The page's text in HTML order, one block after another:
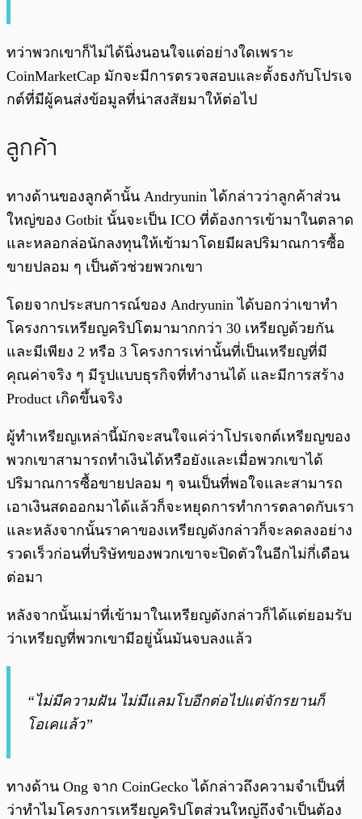
ทว่าพวกเขาก็ไม่ได้นิ่งนอนใจแต่อย่างใดเพราะ
CoinMarketCap มักจะมีการตรวจสอบและตั้งธงกับโปรเจ
กต์ที่มีผู้คนส่งข้อมูลที่น่าสงสัยมาให้ต่อไป
ลูกค้า
ทางด้านของลูกค้านั้น Andryunin ได้กล่าวว่าลูกค้าส่วน
ใหญ่ของ Gotbit นั้นจะเป็น ICO ที่ต้องการเข้ามาในตลาด
และหลอกล่อนักลงทุนให้เข้ามาโดยมีผลปริมาณการซื้อ
ขายปลอม ๆ เป็นตัวช่วยพวกเขา
โดยจากประสบการณ์ของ Andryunin ได้บอกว่าเขาทำ
โครงการเหรียญคริปโตมามากกว่า 30 เหรียญด้วยกัน
และมีเพียง 2 หรือ 3 โครงการเท่านั้นที่เป็นเหรียญที่มี
คุณค่าจริง ๆ มีรูปแบบธุรกิจที่ทำงานได้ และมีการสร้าง
Product เกิดขึ้นจริง
ผู้ทำเหรียญเหล่านี้มักจะสนใจแค่ว่าโปรเจกต์เหรียญของ
พวกเขาสามารถทำเงินได้หรือยังและเมื่อพวกเขาได้
ปริมาณการซื้อขายปลอม ๆ จนเป็นที่พอใจและสามารถ
เอาเงินสดออกมาได้แล้วก็จะหยุดการทำการตลาดกับเรา
และหลังจากนั้นราคาของเหรียญดังกล่าวก็จะลดลงอย่าง
รวดเร็วก่อนที่บริษัทของพวกเขาจะปิดตัวในอีกไม่กี่เดือน
ต่อมา
หลังจากนั้นเม่าที่เข้ามาในเหรียญดังกล่าวก็ได้แต่ยอมรับ
ว่าเหรียญที่พวกเขามีอยู่นั้นมันจบลงแล้ว
“ไม่มีความฝัน ไม่มีแลมโบอีกต่อไปแต่จักรยานก็
โอเคแล้ว”
ทางด้าน Ong จาก CoinGecko ได้กล่าวถึงความจำเป็นที่
ว่าทำไมโครงการเหรียญคริปโตส่วนใหญ่ถึงจำเป็นต้อง